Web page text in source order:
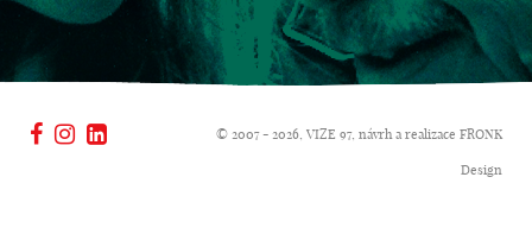
© 2007 - 2026, VIZE 97, návrh a realizace FRONK
Design